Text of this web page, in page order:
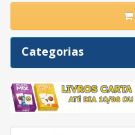
Categorias